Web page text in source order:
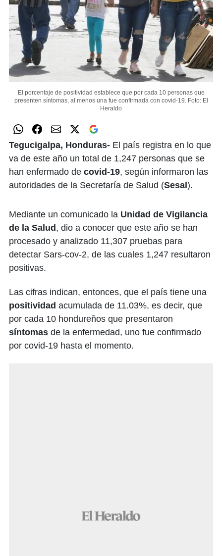
El porcentaje de positividad establece que por cada 10 personas que
presenten síntomas, al menos una fue confirmada con covid-19. Foto: El
Heraldo
Tegucigalpa, Honduras- El país registra en lo que
va de este año un total de 1,247 personas que se
han enfermado de covid-19, según informaron las
autoridades de la Secretaría de Salud (Sesal ).
Mediante un comunicado la Unidad de Vigilancia
de la Salud , dio a conocer que este año se han
procesado y analizado 11,307 pruebas para
detectar Sars-cov-2, de las cuales 1,247 resultaron
positivas.
Las cifras indican, entonces, que el país tiene una
positividad acumulada de 11.03%, es decir, que
por cada 10 hondureños que presentaron
síntomas de la enfermedad, uno fue confirmado
por covid-19 hasta el momento.